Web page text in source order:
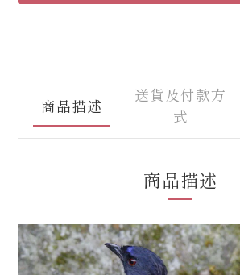
商品描述
送貨及付款方
式
商品描述